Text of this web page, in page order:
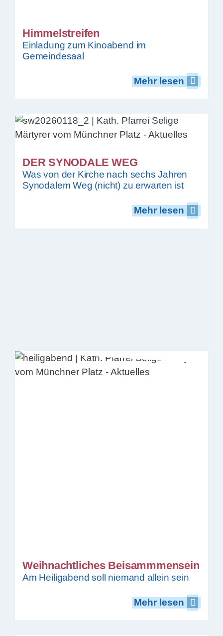
Himmelstreifen
Einladung zum Kinoabend im
Gemeindesaal
Mehr lesen
Mehr lesen
DER SYNODALE WEG
Was von der Kirche nach sechs Jahren
Synodalem Weg (nicht) zu erwarten ist
Mehr lesen
Mehr lesen
Weihnachtliches Beisammmensein
Am Heiligabend soll niemand allein sein
Mehr lesen
Mehr lesen